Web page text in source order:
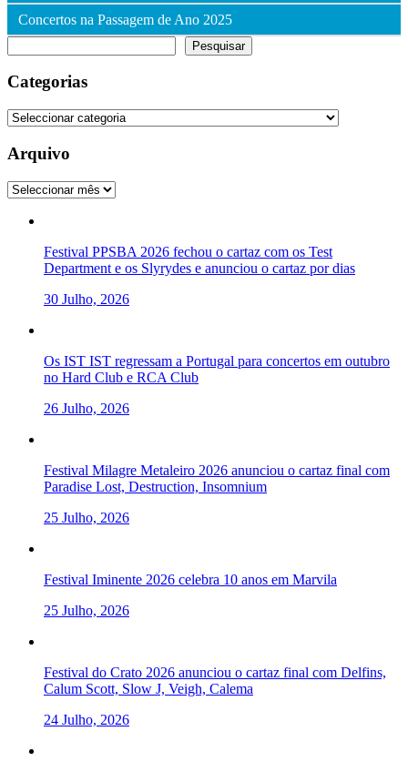
Concertos na Passagem de Ano 2025
Pesquisar
Categorias
Categorias
Arquivo
Arquivo
Festival PPSBA 2026 fechou o cartaz com os Test
Department e os Slyrydes e anunciou o cartaz por dias
30 Julho, 2026
Os IST IST regressam a Portugal para concertos em outubro
no Hard Club e RCA Club
26 Julho, 2026
Festival Milagre Metaleiro 2026 anunciou o cartaz final com
Paradise Lost, Destruction, Insomnium
25 Julho, 2026
Festival Iminente 2026 celebra 10 anos em Marvila
25 Julho, 2026
Festival do Crato 2026 anunciou o cartaz final com Delfins,
Calum Scott, Slow J, Veigh, Calema
24 Julho, 2026